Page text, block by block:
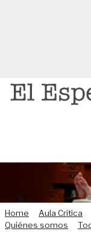
Saltar
Home Aula Crítica
Quiénes somos